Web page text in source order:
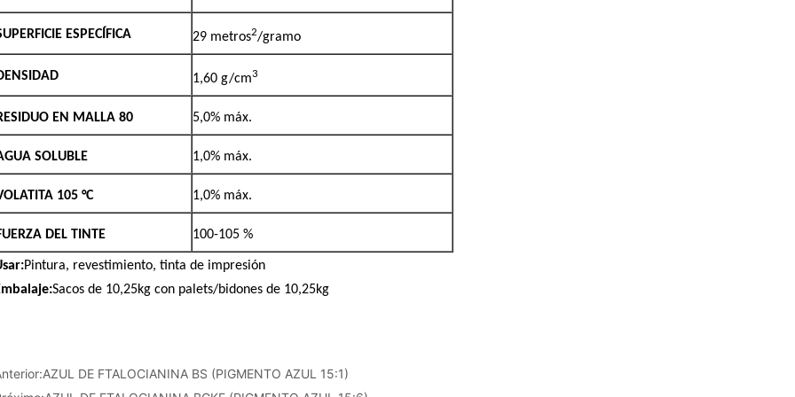
AZUL DE FTALOCIANINA BS (PIGMENTO AZUL 15:1)